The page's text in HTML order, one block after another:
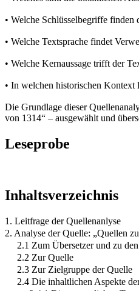
• Welche Schlüsselbegriffe finden
• Welche Textsprache findet
• Welche Kernaussage trifft der
• In welchen historischen Kontext
Die Grundlage dieser
von 1314“ – ausgewählt und
Leseprobe
Inhaltsverzeichnis
1. Leitfrage der Quellenanlyse
2. Analyse der Quelle: „Quellen
2.1 Zum Übersetzer und zu
2.2 Zur Quelle
2.3 Zur Zielgruppe der Quelle
2.4 Die inhaltlichen Aspekte